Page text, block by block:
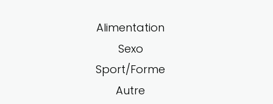
Alimentation
Sexo
Sport/Forme
Autre